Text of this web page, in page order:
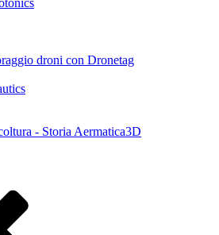
droni con Dronetag
- Storia Aermatica3D